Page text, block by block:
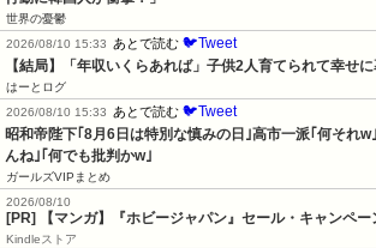
世界の憂鬱
2026/08/10 15:33 あとで読む 🐦Tweet
【結局】「年収いくらあれば」子供2人育てられて幸せ
はーとログ
2026/08/10 15:33 あとで読む 🐦Tweet
昭和帝陛下｢8月6日は特別な慎みの日｣高市一派｢何それw
んね｣｢何でも批判かw｣
ガールズVIPまとめ
2026/08/10
[PR] 【マンガ】『ホビージャパン』セール・キャンペ
Kindleストア